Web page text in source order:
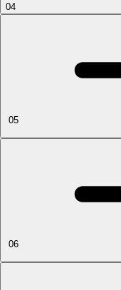
04
05
06